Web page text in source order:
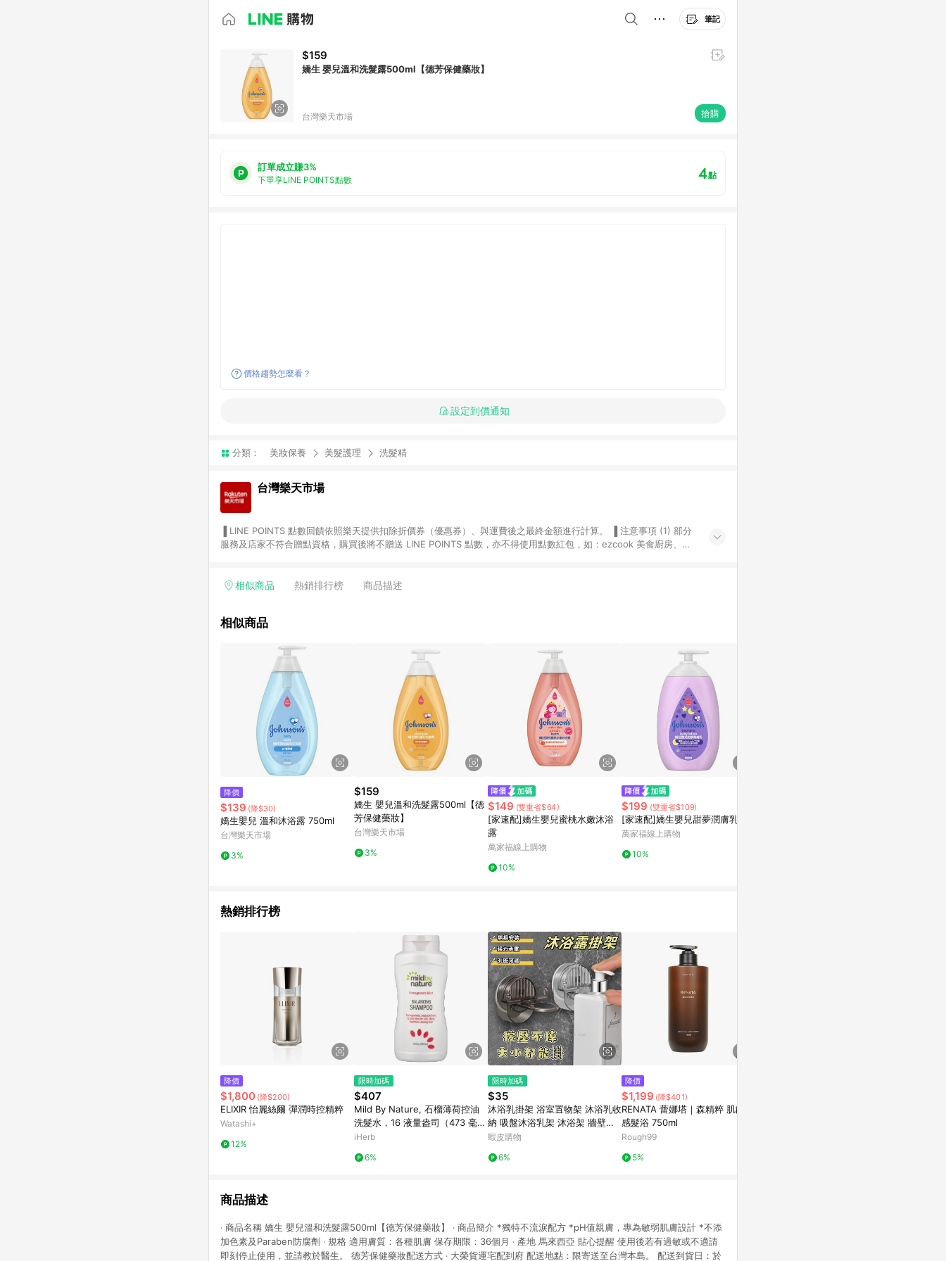
筆記
$159
嬌生 嬰兒溫和洗髮露500ml【德芳保健藥妝】
台灣樂天市場 搶購
訂單成立賺3%
下單享LINE POINTS點數 4點
價格趨勢怎麼看？
設定到價通知
分類： 美妝保養 美髮護理 洗髮精
台灣樂天市場
服務及店家不符合贈點資格，購買後將不贈送 LINE POINTS 點數，亦不得使用點數紅包，如：ezcook 美食廚房、樂
享有 LINE POINTS 回饋。 (3) 若購買之訂單（包含預購商品）未符合樂天市場 45 天內完成訂單出貨及結帳，則不符
會有時間差，如顯示之商品規格、顏色、價位、贈品與台灣樂天市場銷售網頁不符，以銷售網頁標示為準。 (6) 導購訂
點數回饋或點數回饋有爭議，台灣樂天市場保有更改條款與法律追訴之權利，活動詳情以樂天市場網站公告為準。
相似商品 熱銷排行榜 商品描述
相似商品
降價
$139 (降$30)
嬌生嬰兒 溫和沐浴露 750ml
台灣樂天市場
3%
$159
嬌生 嬰兒溫和洗髮露500ml【德
芳保健藥妝】
台灣樂天市場
3%
$149 (雙重省$64)
[家速配]嬌生嬰兒蜜桃水嫩沐浴
露
萬家福線上購物
10%
$199 (雙重省$109)
[家速配]嬌生嬰兒甜夢潤膚乳
萬家福線上購物
10%
熱銷排行榜
降價
$1,800 (降$200)
ELIXIR 怡麗絲爾 彈潤時控精粹
Watashi+
12%
限時加碼
$407
Mild By Nature, 石榴薄荷控油
洗髮水，16 液量盎司（473 毫
升）
iHerb
6%
限時加碼
$35
沐浴乳掛架 浴室置物架 沐浴乳收
納 吸盤沐浴乳架 沐浴架 牆壁置
物架 洗髮精架 沐浴乳掛勾 浴室
蝦皮購物
6%
降價
$1,199 (降$401)
RENATA 蕾娜塔｜森精粹 肌能水
感髮浴 750ml
Rough99
5%
商品描述
‧ 商品名稱 嬌生 嬰兒溫和洗髮露500ml【德芳保健藥妝】 ‧ 商品簡介 *獨特不流淚配方 *pH值親膚，專為敏弱肌膚設計 *不添
加色素及Paraben防腐劑 ‧ 規格 適用膚質：各種肌膚 保存期限：36個月 ‧ 產地 馬來西亞 貼心提醒 使用後若有過敏或不適請
即刻停止使用，並請教於醫生。 德芳保健藥妝配送方式 ‧ 大榮貨運宅配到府 配送地點：限寄送至台灣本島。 配送到貨日：於